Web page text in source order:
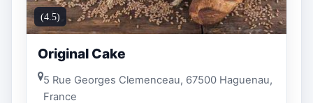
(4.5)
Original Cake
5 Rue Georges Clemenceau, 67500 Haguenau,
France